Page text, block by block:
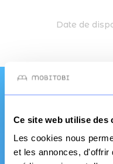
Ce site web utilise des
Les cookies nous
et les annonces, d'offrir
Date de
Une